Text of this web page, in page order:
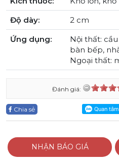
Độ dày:
2 cm
Ứng dụng:
Nội thất:
bàn bếp,
Ngoại thất:
Đánh giá:
Chia sẻ
NHẬN BÁO GIÁ